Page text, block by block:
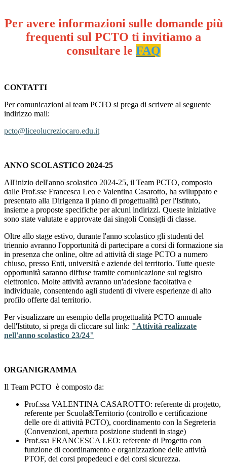
Per avere informazioni sulle domande più
frequenti sul PCTO ti invitiamo a
consultare le FAQ
CONTATTI
Per comunicazioni al team PCTO si prega di scrivere al seguente
indirizzo mail:
pcto@liceolucreziocaro.edu.it
ANNO SCOLASTICO 2024-25
All'inizio dell'anno scolastico 2024-25, il Team PCTO, composto
dalle Prof.sse Francesca Leo e Valentina Casarotto, ha sviluppato e
presentato alla Dirigenza il piano di progettualità per l'Istituto,
insieme a proposte specifiche per alcuni indirizzi. Queste iniziative
sono state valutate e approvate dai singoli Consigli di classe.
Oltre allo stage estivo, durante l'anno scolastico gli studenti del
triennio avranno l'opportunità di partecipare a corsi di formazione sia
in presenza che online, oltre ad attività di stage PCTO a numero
chiuso, presso Enti, università e aziende del territorio. Tutte queste
opportunità saranno diffuse tramite comunicazione sul registro
elettronico. Molte attività avranno un'adesione facoltativa e
individuale, consentendo agli studenti di vivere esperienze di alto
profilo offerte dal territorio.
Per visualizzare un esempio della progettualità PCTO annuale
dell'Istituto, si prega di cliccare sul link: "Attività realizzate
nell'anno scolastico 23/24"
ORGANIGRAMMA
Il Team PCTO è composto da:
Prof.ssa VALENTINA CASAROTTO: referente di progetto,
referente per Scuola&Territorio (controllo e certificazione
delle ore di attività PCTO), coordinamento con la Segreteria
(Convenzioni, apertura posizione studenti in stage)
Prof.ssa FRANCESCA LEO: referente di Progetto con
funzione di coordinamento e organizzazione delle attività
PTOF, dei corsi propedeuci e dei corsi sicurezza.